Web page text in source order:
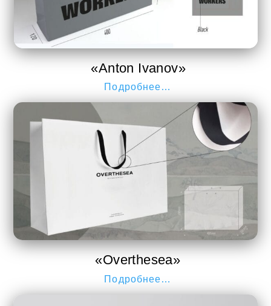
«Anton Ivanov»
Подробнее…
«Overthesea»
Подробнее…